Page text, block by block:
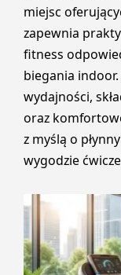
miejsc
zapewnia
fitness
biegania
wydajności,
oraz
z myślą o
wygodzie